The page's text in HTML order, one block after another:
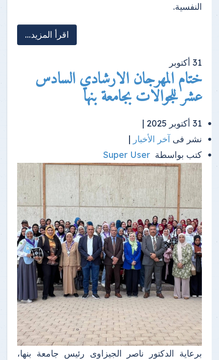
النفسية.
اقرأ المزيد...
31 أكتوبر
ختام المهرجان الارشادي السادس
عشر للجوالات بجامعة بنها
31 أكتوبر 2025 |
نشر فى آخر الأخبار |
كتب بواسطة Super User
برعاية الدكتور ناصر الجيزاوى رئيس جامعة بنها،